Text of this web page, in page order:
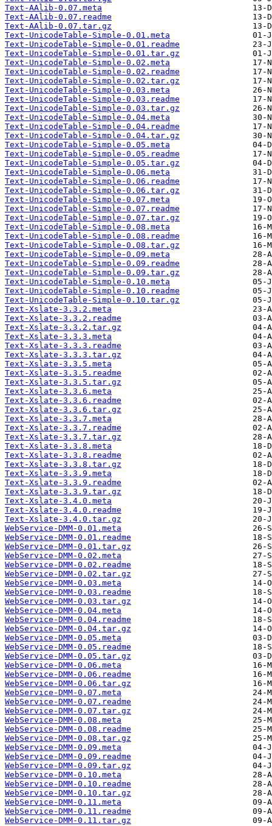
Text-AAlib-0.07.meta
Text-AAlib-0.07.readme
Text-AAlib-0.07.tar.gz
Text-UnicodeTable-Simple-0.01.meta
Text-UnicodeTable-Simple-0.01.readme
Text-UnicodeTable-Simple-0.01.tar.gz
Text-UnicodeTable-Simple-0.02.meta
Text-UnicodeTable-Simple-0.02.readme
Text-UnicodeTable-Simple-0.02.tar.gz
Text-UnicodeTable-Simple-0.03.meta
Text-UnicodeTable-Simple-0.03.readme
Text-UnicodeTable-Simple-0.03.tar.gz
Text-UnicodeTable-Simple-0.04.meta
Text-UnicodeTable-Simple-0.04.readme
Text-UnicodeTable-Simple-0.04.tar.gz
Text-UnicodeTable-Simple-0.05.meta
Text-UnicodeTable-Simple-0.05.readme
Text-UnicodeTable-Simple-0.05.tar.gz
Text-UnicodeTable-Simple-0.06.meta
Text-UnicodeTable-Simple-0.06.readme
Text-UnicodeTable-Simple-0.06.tar.gz
Text-UnicodeTable-Simple-0.07.meta
Text-UnicodeTable-Simple-0.07.readme
Text-UnicodeTable-Simple-0.07.tar.gz
Text-UnicodeTable-Simple-0.08.meta
Text-UnicodeTable-Simple-0.08.readme
Text-UnicodeTable-Simple-0.08.tar.gz
Text-UnicodeTable-Simple-0.09.meta
Text-UnicodeTable-Simple-0.09.readme
Text-UnicodeTable-Simple-0.09.tar.gz
Text-UnicodeTable-Simple-0.10.meta
Text-UnicodeTable-Simple-0.10.readme
Text-UnicodeTable-Simple-0.10.tar.gz
Text-Xslate-3.3.2.meta
Text-Xslate-3.3.2.readme
Text-Xslate-3.3.2.tar.gz
Text-Xslate-3.3.3.meta
Text-Xslate-3.3.3.readme
Text-Xslate-3.3.3.tar.gz
Text-Xslate-3.3.5.meta
Text-Xslate-3.3.5.readme
Text-Xslate-3.3.5.tar.gz
Text-Xslate-3.3.6.meta
Text-Xslate-3.3.6.readme
Text-Xslate-3.3.6.tar.gz
Text-Xslate-3.3.7.meta
Text-Xslate-3.3.7.readme
Text-Xslate-3.3.7.tar.gz
Text-Xslate-3.3.8.meta
Text-Xslate-3.3.8.readme
Text-Xslate-3.3.8.tar.gz
Text-Xslate-3.3.9.meta
Text-Xslate-3.3.9.readme
Text-Xslate-3.3.9.tar.gz
Text-Xslate-3.4.0.meta
Text-Xslate-3.4.0.readme
Text-Xslate-3.4.0.tar.gz
WebService-DMM-0.01.meta
WebService-DMM-0.01.readme
WebService-DMM-0.01.tar.gz
WebService-DMM-0.02.meta
WebService-DMM-0.02.readme
WebService-DMM-0.02.tar.gz
WebService-DMM-0.03.meta
WebService-DMM-0.03.readme
WebService-DMM-0.03.tar.gz
WebService-DMM-0.04.meta
WebService-DMM-0.04.readme
WebService-DMM-0.04.tar.gz
WebService-DMM-0.05.meta
WebService-DMM-0.05.readme
WebService-DMM-0.05.tar.gz
WebService-DMM-0.06.meta
WebService-DMM-0.06.readme
WebService-DMM-0.06.tar.gz
WebService-DMM-0.07.meta
WebService-DMM-0.07.readme
WebService-DMM-0.07.tar.gz
WebService-DMM-0.08.meta
WebService-DMM-0.08.readme
WebService-DMM-0.08.tar.gz
WebService-DMM-0.09.meta
WebService-DMM-0.09.readme
WebService-DMM-0.09.tar.gz
WebService-DMM-0.10.meta
WebService-DMM-0.10.readme
WebService-DMM-0.10.tar.gz
WebService-DMM-0.11.meta
WebService-DMM-0.11.readme
WebService-DMM-0.11.tar.gz